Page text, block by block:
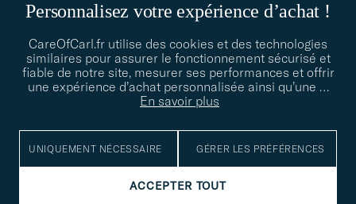
Personnalisez votre expérience d’achat !
CareOfCarl.fr utilise des cookies et des technologies
similaires pour assurer le fonctionnement sécurisé et
fiable de notre site, mesurer ses performances et offrir
une expérience d’achat personnalisée ainsi qu’une …
En savoir plus
UNIQUEMENT NÉCESSAIRE GÉRER LES PRÉFÉRENCES
ACCEPTER TOUT
Besoin d'aide pour trouver votre style ? Laissez-nous vous guider,
CONSEILS DE STYLE
© Care of Carl 2026